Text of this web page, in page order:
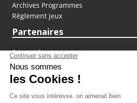
Archives Programmes
Règlement jeux
Partenaires
fiducial.fr
lyoncapitale.fr
olympique-et-lyonnais.com
L'application Iphone / Android